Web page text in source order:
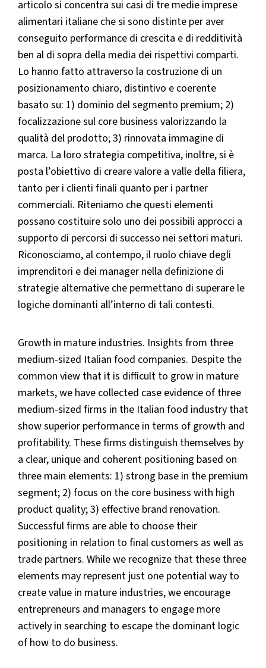
articolo si concentra sui casi di tre medie imprese
alimentari italiane che si sono distinte per aver
conseguito performance di crescita e di redditività
ben al di sopra della media dei rispettivi comparti.
Lo hanno fatto attraverso la costruzione di un
posizionamento chiaro, distintivo e coerente
basato su: 1) dominio del segmento premium; 2)
focalizzazione sul core business valorizzando la
qualità del prodotto; 3) rinnovata immagine di
marca. La loro strategia competitiva, inoltre, si è
posta l’obiettivo di creare valore a valle della filiera,
tanto per i clienti finali quanto per i partner
commerciali. Riteniamo che questi elementi
possano costituire solo uno dei possibili approcci a
supporto di percorsi di successo nei settori maturi.
Riconosciamo, al contempo, il ruolo chiave degli
imprenditori e dei manager nella definizione di
strategie alternative che permettano di superare le
logiche dominanti all’interno di tali contesti.
Growth in mature industries. Insights from three
medium-sized Italian food companies. Despite the
common view that it is difficult to grow in mature
markets, we have collected case evidence of three
medium-sized firms in the Italian food industry that
show superior performance in terms of growth and
profitability. These firms distinguish themselves by
a clear, unique and coherent positioning based on
three main elements: 1) strong base in the premium
segment; 2) focus on the core business with high
product quality; 3) effective brand renovation.
Successful firms are able to choose their
positioning in relation to final customers as well as
trade partners. While we recognize that these three
elements may represent just one potential way to
create value in mature industries, we encourage
entrepreneurs and managers to engage more
actively in searching to escape the dominant logic
of how to do business.